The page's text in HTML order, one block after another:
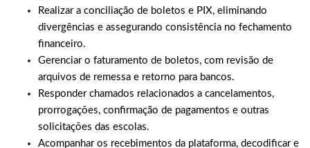
Realizar a conciliação de boletos e PIX, eliminando
divergências e assegurando consistência no fechamento
financeiro.
Gerenciar o faturamento de boletos, com revisão de
arquivos de remessa e retorno para bancos.
Responder chamados relacionados a cancelamentos,
prorrogações, confirmação de pagamentos e outras
solicitações das escolas.
Acompanhar os recebimentos da plataforma, decodificar e